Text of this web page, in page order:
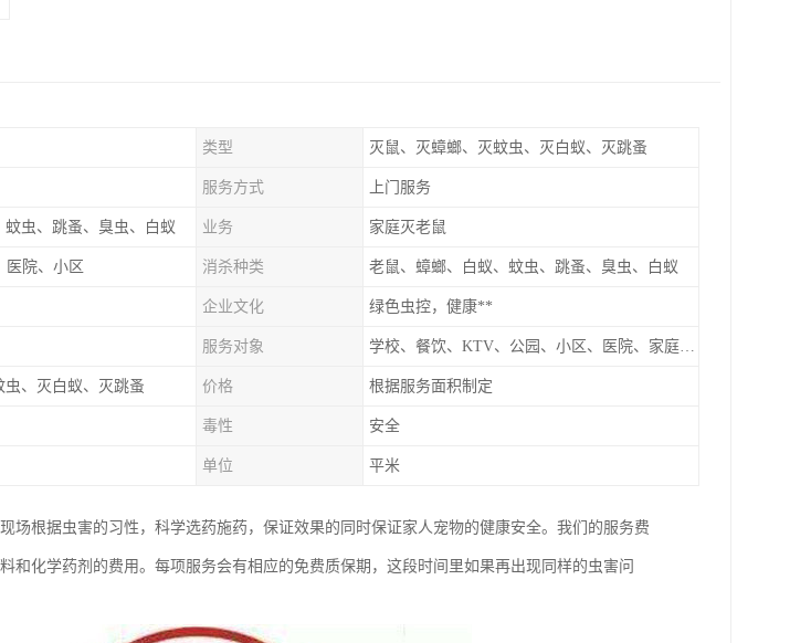
类型 灭鼠、灭蟑螂、灭蚊虫、灭白蚁、灭跳蚤
服务方式 上门服务
虫、跳蚤、臭虫、白蚁 业务 家庭灭老鼠
医院、小区 消杀种类 老鼠、蟑螂、白蚁、蚊虫、跳蚤、臭虫、白蚁
企业文化 绿色虫控，健康**
服务对象 学校、餐饮、KTV、公园、小区、医院、家庭、超市
虫、灭白蚁、灭跳蚤 价格 根据服务面积制定
毒性 安全
单位 平米
场根据虫害的习性，科学选药施药，保证效果的同时保证家人宠物的健康安全。我们的服务费
和化学药剂的费用。每项服务会有相应的免费质保期，这段时间里如果再出现同样的虫害问